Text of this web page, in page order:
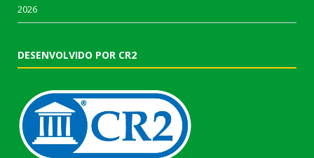
2026
DESENVOLVIDO POR CR2